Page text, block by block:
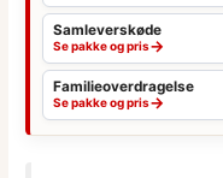
Samleverskøde
Se pakke og pris→
Familieoverdragelse
Se pakke og pris→